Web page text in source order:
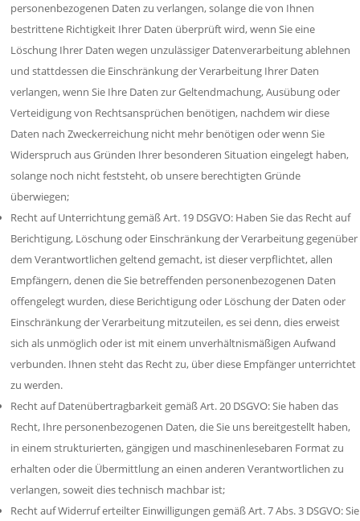
personenbezogenen Daten zu verlangen, solange die von Ihnen
bestrittene Richtigkeit Ihrer Daten überprüft wird, wenn Sie eine
Löschung Ihrer Daten wegen unzulässiger Datenverarbeitung ablehnen
und stattdessen die Einschränkung der Verarbeitung Ihrer Daten
verlangen, wenn Sie Ihre Daten zur Geltendmachung, Ausübung oder
Verteidigung von Rechtsansprüchen benötigen, nachdem wir diese
Daten nach Zweckerreichung nicht mehr benötigen oder wenn Sie
Widerspruch aus Gründen Ihrer besonderen Situation eingelegt haben,
solange noch nicht feststeht, ob unsere berechtigten Gründe
überwiegen;
Recht auf Unterrichtung gemäß Art. 19 DSGVO: Haben Sie das Recht auf
Berichtigung, Löschung oder Einschränkung der Verarbeitung gegenüber
dem Verantwortlichen geltend gemacht, ist dieser verpflichtet, allen
Empfängern, denen die Sie betreffenden personenbezogenen Daten
offengelegt wurden, diese Berichtigung oder Löschung der Daten oder
Einschränkung der Verarbeitung mitzuteilen, es sei denn, dies erweist
sich als unmöglich oder ist mit einem unverhältnismäßigen Aufwand
verbunden. Ihnen steht das Recht zu, über diese Empfänger unterrichtet
zu werden.
Recht auf Datenübertragbarkeit gemäß Art. 20 DSGVO: Sie haben das
Recht, Ihre personenbezogenen Daten, die Sie uns bereitgestellt haben,
in einem strukturierten, gängigen und maschinenlesebaren Format zu
erhalten oder die Übermittlung an einen anderen Verantwortlichen zu
verlangen, soweit dies technisch machbar ist;
Recht auf Widerruf erteilter Einwilligungen gemäß Art. 7 Abs. 3 DSGVO: Sie